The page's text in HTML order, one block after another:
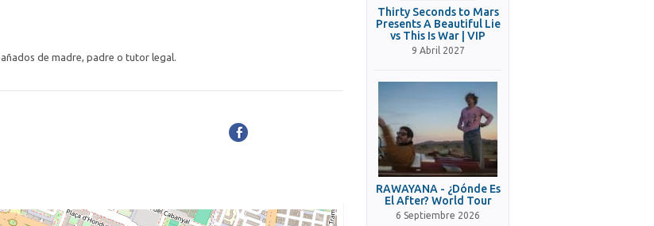
de madre, padre o tutor legal.
Thirty Seconds to Mars
Presents A Beautiful Lie
vs This Is War | VIP
9 Abril 2027
RAWAYANA - ¿Dónde Es
El After? World Tour
6 Septiembre 2026